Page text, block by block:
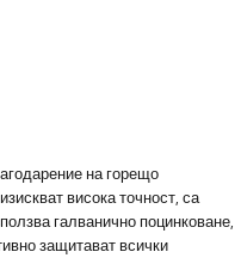
на горещо
висока точност, са
галванично поцинковане,
защитават всички